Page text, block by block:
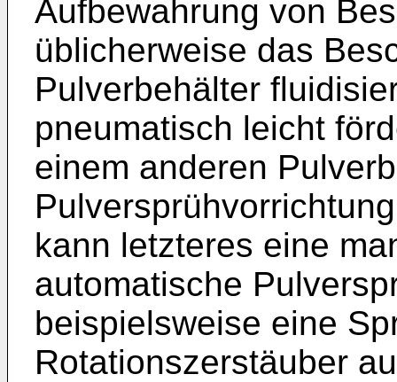
Aufbewahrung von
üblicherweise das
Pulverbehälter
pneumatisch leicht
einem anderen
kann letzteres eine
automatische
beispielsweise eine
Rotationszerstäuber